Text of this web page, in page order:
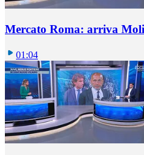
Mercato Roma: arriva
01:04